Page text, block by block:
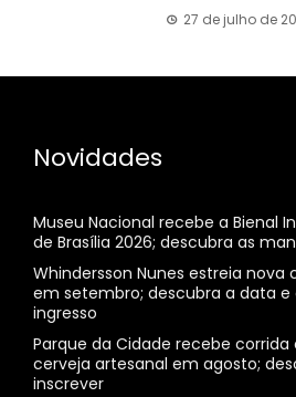
27 de julho de
Novidades
Museu Nacional recebe a Bienal
de Brasília 2026; descubra as
Whindersson Nunes estreia nova
em setembro; descubra a data e
ingresso
Parque da Cidade recebe
cerveja artesanal em agosto;
inscrever